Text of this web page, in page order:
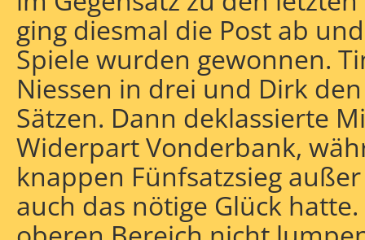
ging diesmal die Post ab
Spiele wurden gewonnen.
Niessen in drei und Dirk
Sätzen. Dann deklassierte
Widerpart Vonderbank,
knappen Fünfsatzsieg
auch das nötige Glück